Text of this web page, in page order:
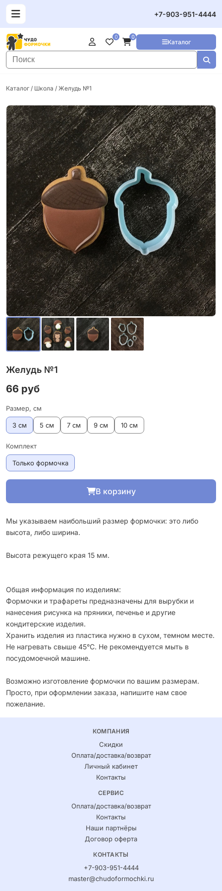
+7-903-951-4444
Каталог
0 0
Каталог / Школа / Желудь №1
Желудь №1
66 руб
Размер, см
3 см 5 см 7 см 9 см 10 см
Комплект
Только формочка
В корзину
Мы указываем наибольший размер формочки: это либо
высота, либо ширина.
Высота режущего края 15 мм.
Общая информация по изделиям:
Формочки и трафареты предназначены для вырубки и
нанесения рисунка на пряники, печенье и другие
кондитерские изделия.
Хранить изделия из пластика нужно в сухом, темном месте.
Не нагревать свыше 45°С. Не рекомендуется мыть в
посудомоечной машине.
Возможно изготовление формочки по вашим размерам.
Просто, при оформлении заказа, напишите нам свое
пожелание.
КОМПАНИЯ
Скидки
Оплата/доставка/возврат
Личный кабинет
Контакты
СЕРВИС
Оплата/доставка/возврат
Контакты
Наши партнёры
Договор оферта
КОНТАКТЫ
+7-903-951-4444
master@chudoformochki.ru